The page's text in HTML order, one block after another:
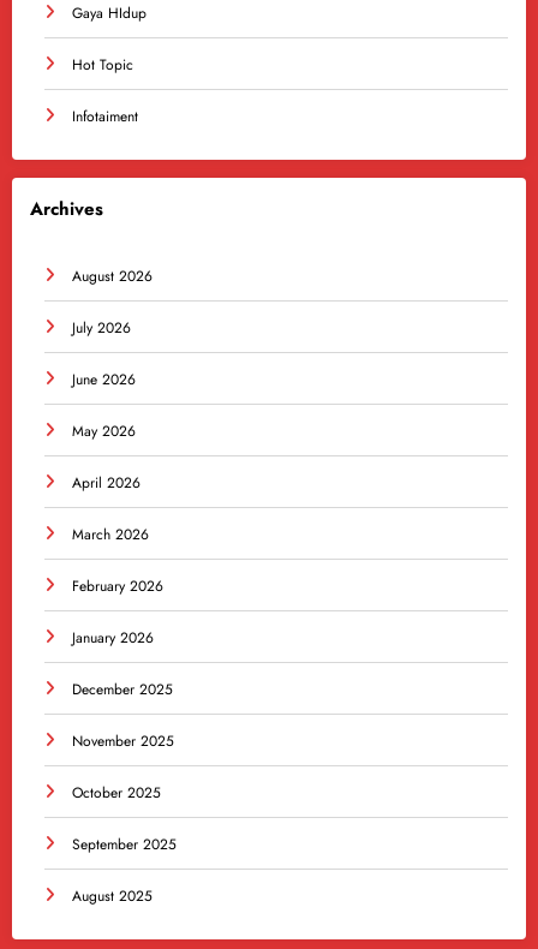
Gaya HIdup
Hot Topic
Infotaiment
Archives
August 2026
July 2026
June 2026
May 2026
April 2026
March 2026
February 2026
January 2026
December 2025
November 2025
October 2025
September 2025
August 2025